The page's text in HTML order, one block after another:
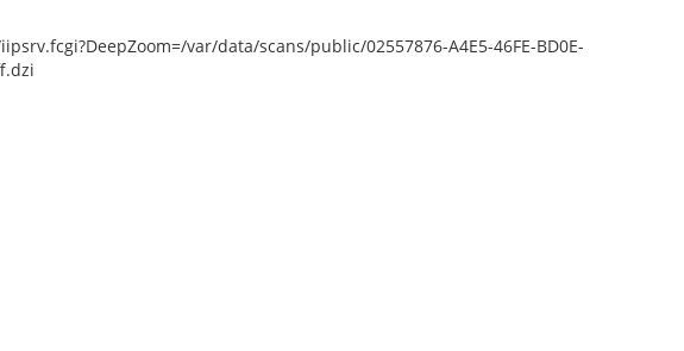
var/data/scans/public/02557876-A4E5-46FE-BD0E-